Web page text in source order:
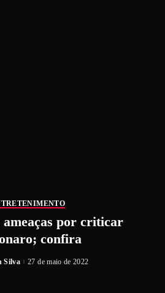
por criticar
confira
Silva 27 de maio de 2022